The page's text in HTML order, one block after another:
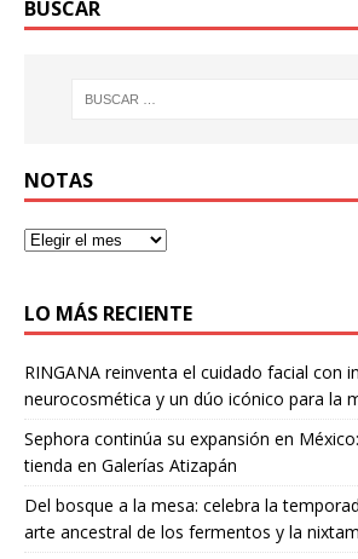
BUSCAR
NOTAS
LO MÁS RECIENTE
RINGANA reinventa el cuidado facial con
neurocosmética y un dúo icónico para la
Sephora continúa su expansión en
tienda en Galerías Atizapán
Del bosque a la mesa: celebra la
arte ancestral de los fermentos y la